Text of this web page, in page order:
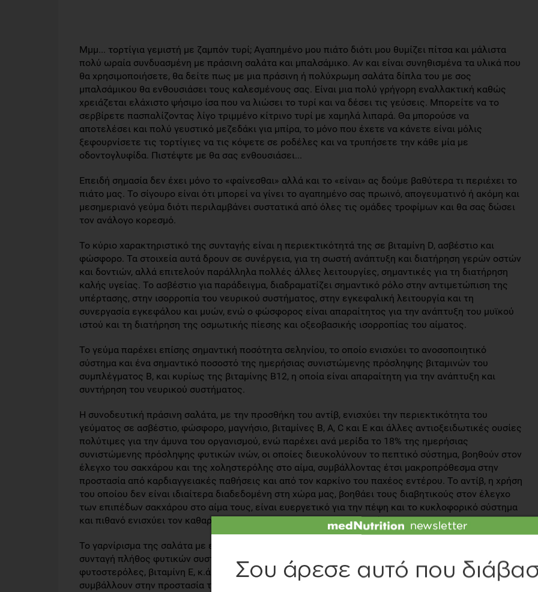
Μμμ... τορτίγια γεμιστή με ζαμπόν τυρί; Αγαπημένο μου πιάτο διότι μου θυμίζει πίτσα και μάλιστα
πολύ ωραία συνδυασμένη με πράσινη σαλάτα και μπαλσάμικο. Αν και είναι συνηθισμένα τα υλικά που
θα χρησιμοποιήσετε, θα δείτε πως με μια πράσινη ή πολύχρωμη σαλάτα δίπλα του με σος
μπαλσάμικου θα ενθουσιάσει τους καλεσμένους σας. Είναι μια πολύ γρήγορη εναλλακτική καθώς
χρειάζεται ελάχιστο ψήσιμο ίσα που να λιώσει το τυρί και να δέσει τις γεύσεις. Μπορείτε να το
σερβίρετε πασπαλίζοντας λίγο τριμμένο κίτρινο τυρί με χαμηλά λιπαρά. Θα μπορούσε να
αποτελέσει και πολύ γευστικό μεζεδάκι για μπίρα, το μόνο που έχετε να κάνετε είναι μόλις
ξεφουρνίσετε τις τορτίγιες να τις κόψετε σε ροδέλες και να τρυπήσετε την κάθε μία με
οδοντογλυφίδα. Πιστέψτε με θα σας ενθουσιάσει...
Επειδή σημασία δεν έχει μόνο το «φαίνεσθαι» αλλά και το «είναι» ας δούμε βαθύτερα τι περιέχει το
πιάτο μας. Το σίγουρο είναι ότι μπορεί να γίνει το αγαπημένο σας πρωινό, απογευματινό ή ακόμη και
μεσημεριανό γεύμα διότι περιλαμβάνει συστατικά από όλες τις ομάδες τροφίμων και θα σας δώσει
τον ανάλογο κορεσμό.
Το κύριο χαρακτηριστικό της συνταγής είναι η περιεκτικότητά της σε βιταμίνη D, ασβέστιο και
φώσφορο. Τα στοιχεία αυτά δρουν σε συνέργεια, για τη σωστή ανάπτυξη και διατήρηση γερών οστών
και δοντιών, αλλά επιτελούν παράλληλα πολλές άλλες λειτουργίες, σημαντικές για τη διατήρηση
καλής υγείας. Το ασβέστιο για παράδειγμα, διαδραματίζει σημαντικό ρόλο στην αντιμετώπιση της
υπέρτασης, στην ισορροπία του νευρικού συστήματος, στην εγκεφαλική λειτουργία και τη
συνεργασία εγκεφάλου και μυών, ενώ ο φώσφορος είναι απαραίτητος για την ανάπτυξη του μυϊκού
ιστού και τη διατήρηση της οσμωτικής πίεσης και οξεοβασικής ισορροπίας του αίματος.
Το γεύμα παρέχει επίσης σημαντική ποσότητα σεληνίου, το οποίο ενισχύει το ανοσοποιητικό
σύστημα και ένα σημαντικό ποσοστό της ημερήσιας συνιστώμενης πρόσληψης βιταμινών του
συμπλέγματος Β, και κυρίως της βιταμίνης Β12, η οποία είναι απαραίτητη για την ανάπτυξη και
συντήρηση του νευρικού συστήματος.
Η συνοδευτική πράσινη σαλάτα, με την προσθήκη του αντίβ, ενισχύει την περιεκτικότητα του
γεύματος σε ασβέστιο, φώσφορο, μαγνήσιο, βιταμίνες Β, Α, C και Ε και άλλες αντιοξειδωτικές ουσίες
πολύτιμες για την άμυνα του οργανισμού, ενώ παρέχει ανά μερίδα το 18% της ημερήσιας
συνιστώμενης πρόσληψης φυτικών ινών, οι οποίες διευκολύνουν το πεπτικό σύστημα, βοηθούν στον
έλεγχο του σακχάρου και της χοληστερόλης στο αίμα, συμβάλλοντας έτσι μακροπρόθεσμα στην
προστασία από καρδιαγγειακές παθήσεις και από τον καρκίνο του παχέος εντέρου. Το αντίβ, η χρήση
του οποίου δεν είναι ιδιαίτερα διαδεδομένη στη χώρα μας, βοηθάει τους διαβητικούς στον έλεγχο
των επιπέδων σακχάρου στο αίμα τους, είναι ευεργετικό για την πέψη και το κυκλοφορικό σύστημα
και πιθανό ενισχύει τον καθαρισμό του ήπατος και της χοληδόχου κύστης.
Το γαρνίρισμα της σαλάτα με ελαιόλαδο και μπαλσάμικο και η χρήση του πατέ ελιάς προσδίδουν στη
συνταγή πλήθος φυτικών συστατικών (πολυφαινόλες, βιοφλαβονοειδή, τερπενικά οξέα,
φυτοστερόλες, βιταμίνη Ε, κ.ά.) με ισχυρή αντιοξειδωτική και αντιφλεγμονώδη δράση, που
συμβάλλουν στην προστασία της καρδιάς, στη μείωση του κινδύνου για εμφάνιση καρκίνου, στη